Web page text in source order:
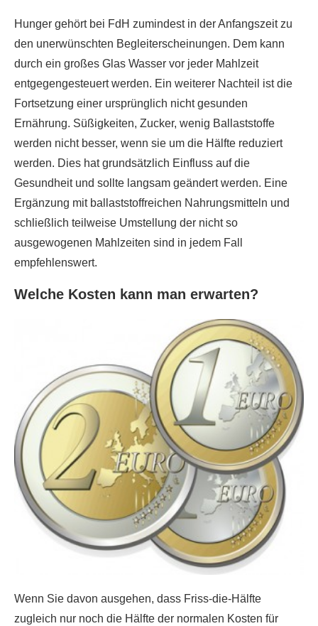
Hunger gehört bei FdH zumindest in der Anfangszeit zu
den unerwünschten Begleiterscheinungen. Dem kann
durch ein großes Glas Wasser vor jeder Mahlzeit
entgegengesteuert werden. Ein weiterer Nachteil ist die
Fortsetzung einer ursprünglich nicht gesunden
Ernährung. Süßigkeiten, Zucker, wenig Ballaststoffe
werden nicht besser, wenn sie um die Hälfte reduziert
werden. Dies hat grundsätzlich Einfluss auf die
Gesundheit und sollte langsam geändert werden. Eine
Ergänzung mit ballaststoffreichen Nahrungsmitteln und
schließlich teilweise Umstellung der nicht so
ausgewogenen Mahlzeiten sind in jedem Fall
empfehlenswert.
Welche Kosten kann man erwarten?
Wenn Sie davon ausgehen, dass Friss-die-Hälfte
zugleich nur noch die Hälfte der normalen Kosten für